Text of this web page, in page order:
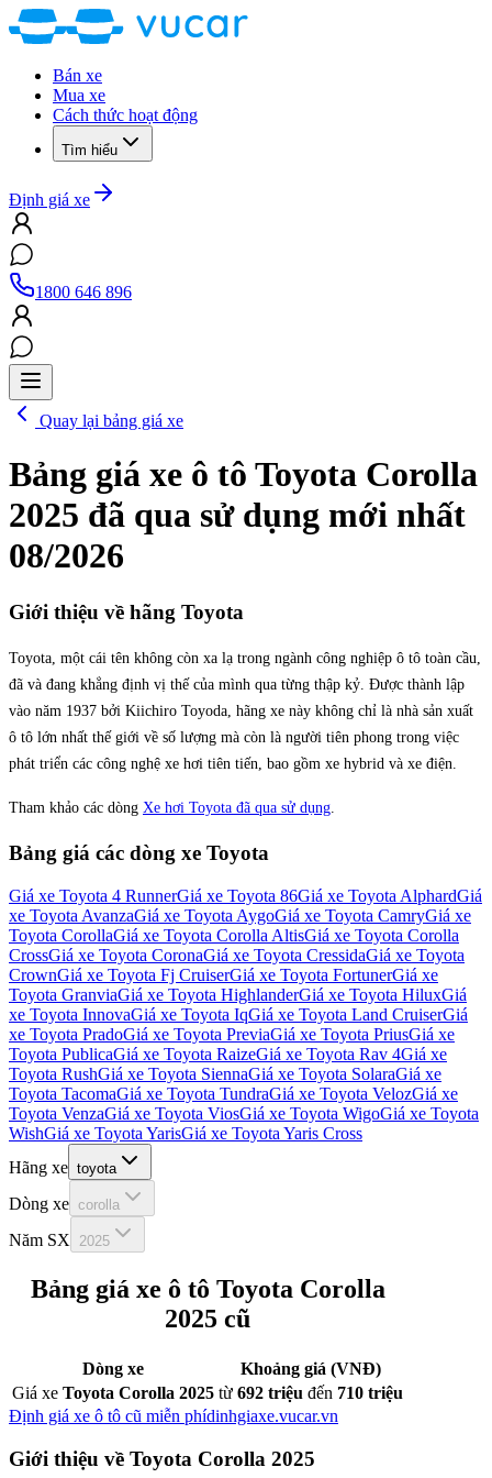
Bán xe
Mua xe
Cách thức hoạt động
Tìm hiểu
Định giá xe
1800 646 896
Quay lại bảng giá xe
Bảng giá xe ô tô Toyota Corolla
2025 đã qua sử dụng mới nhất
08/2026
Giới thiệu về hãng Toyota
Toyota, một cái tên không còn xa lạ trong ngành công nghiệp ô tô toàn cầu,
đã và đang khẳng định vị thế của mình qua từng thập kỷ. Được thành lập
vào năm 1937 bởi Kiichiro Toyoda, hãng xe này không chỉ là nhà sản xuất
ô tô lớn nhất thế giới về số lượng mà còn là người tiên phong trong việc
phát triển các công nghệ xe hơi tiên tiến, bao gồm xe hybrid và xe điện.
Tham khảo các dòng Xe hơi Toyota đã qua sử dụng
Bảng giá các dòng xe Toyota
Giá xe Toyota 4 RunnerGiá xe Toyota 86Giá xe Toyota AlphardGiá
xe Toyota AvanzaGiá xe Toyota AygoGiá xe Toyota CamryGiá xe
Toyota CorollaGiá xe Toyota Corolla AltisGiá xe Toyota Corolla
CrossGiá xe Toyota CoronaGiá xe Toyota CressidaGiá xe Toyota
CrownGiá xe Toyota Fj CruiserGiá xe Toyota FortunerGiá xe
Toyota GranviaGiá xe Toyota HighlanderGiá xe Toyota HiluxGiá
xe Toyota InnovaGiá xe Toyota IqGiá xe Toyota Land CruiserGiá
xe Toyota PradoGiá xe Toyota PreviaGiá xe Toyota PriusGiá xe
Toyota PublicaGiá xe Toyota RaizeGiá xe Toyota Rav 4Giá xe
Toyota RushGiá xe Toyota SiennaGiá xe Toyota SolaraGiá xe
Toyota TacomaGiá xe Toyota TundraGiá xe Toyota VelozGiá xe
Toyota VenzaGiá xe Toyota ViosGiá xe Toyota WigoGiá xe Toyota
WishGiá xe Toyota YarisGiá xe Toyota Yaris Cross
Hãng xe toyota
Dòng xe corolla
Năm SX 2025
Bảng giá xe ô tô Toyota Corolla
2025 cũ
Dòng xe
Khoảng giá (VNĐ)
Giá xe Toyota Corolla 2025 từ 692 triệu đến 710 triệu
Định giá xe ô tô cũ miễn phídinhgiaxe.vucar.vn
Giới thiệu về Toyota Corolla 2025